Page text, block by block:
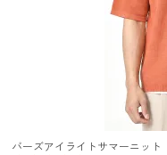
バーズアイライトサマーニット